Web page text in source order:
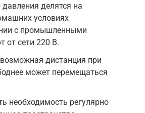
делятся на
условиях
с промышленными
сети 220 В.
дистанция при
может перемещаться
необходимость регулярно